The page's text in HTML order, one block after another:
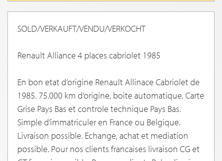
SOLD/VERKAUFT/VENDU/VERKOCHT
Renault Alliance 4 places cabriolet 1985
En bon etat d’origine Renault Allinace Cabriolet de
1985. 75.000 km d’origine, boite automatique. Carte
Grise Pays Bas et controle technique Pays Bas.
Simple d’immatriculer en France ou Belgique.
Livraison possible. Echange, achat et mediation
possible. Pour nos clients francaises livraison CG et